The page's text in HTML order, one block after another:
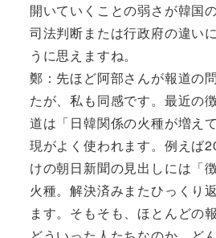
開いていくことの弱さが韓国
司法判断または行政府の違い
うに思えますね。
鄭：先ほど阿部さんが報道の
たが、私も同感です。最近の
道は「日韓関係の火種が増え
現がよく使われます。例えば
けの朝日新聞の見出しには
火種。解決済みまたひっくり
ます。そもそも、ほとんどの